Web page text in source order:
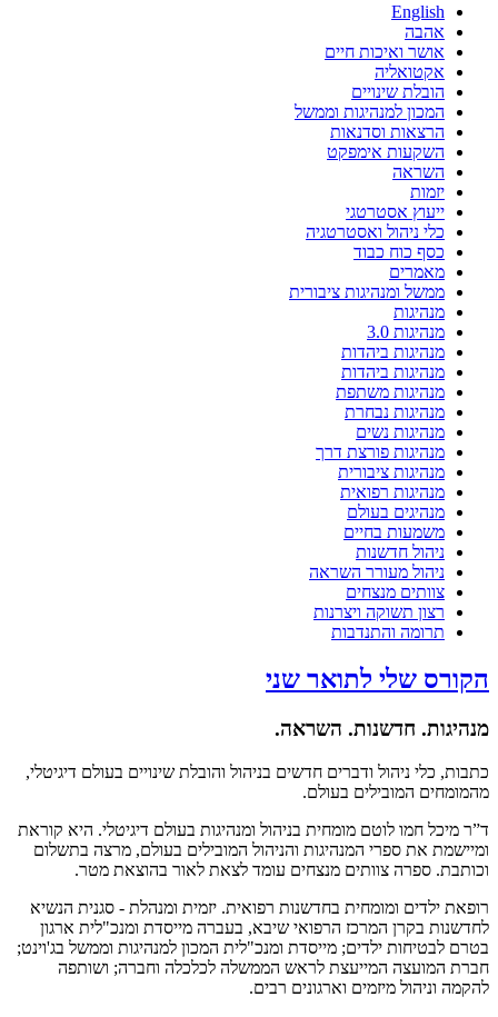
English
אהבה
אושר ואיכות חיים
אקטואליה
הובלת שינויים
המכון למנהיגות וממשל
הרצאות וסדנאות
השקעות אימפקט
השראה
יזמות
ייעוץ אסטרטגי
כלי ניהול ואסטרטגיה
כסף כוח כבוד
מאמרים
ממשל ומנהיגות ציבורית
מנהיגות
מנהיגות 3.0
מנהיגות ביהדות
מנהיגות ביהדות
מנהיגות משתפת
מנהיגות נבחרת
מנהיגות נשים
מנהיגות פורצת דרך
מנהיגות ציבורית
מנהיגות רפואית
מנהיגים בעולם
משמעות בחיים
ניהול חדשנות
ניהול מעורר השראה
צוותים מנצחים
רצון תשוקה ויצרנות
תרומה והתנדבות
הקורס שלי לתואר שני
מנהיגות. חדשנות. השראה.
כתבות, כלי ניהול ודברים חדשים בניהול והובלת שינויים בעולם דיגיטלי,
מהמומחים המובילים בעולם.
ד”ר מיכל חמו לוטם מומחית בניהול ומנהיגות בעולם דיגיטלי. היא קוראת
ומיישמת את ספרי המנהיגות והניהול המובילים בעולם, מרצה בתשלום
וכותבת. ספרה צוותים מנצחים עומד לצאת לאור בהוצאת מטר.
רופאת ילדים ומומחית בחדשנות רפואית. יזמית ומנהלת - סגנית הנשיא
לחדשנות בקרן המרכז הרפואי שיבא, בעברה מייסדת ומנכ"לית ארגון
בטרם לבטיחות ילדים; מייסדת ומנכ"לית המכון למנהיגות וממשל בג'וינט;
חברת המועצה המייעצת לראש הממשלה לכלכלה וחברה; ושותפה
להקמה וניהול מיזמים וארגונים רבים.